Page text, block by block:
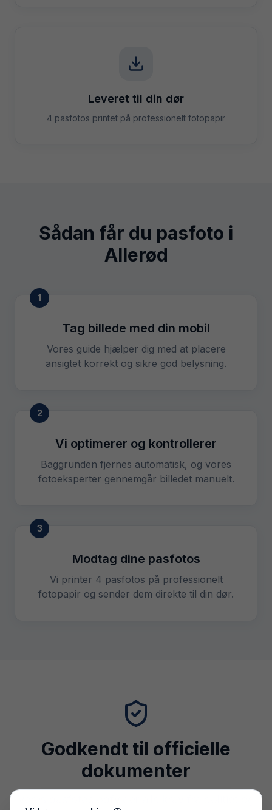
Leveret til din dør
4 pasfotos printet på professionelt fotopapir
Sådan får du pasfoto i
Allerød
1
Tag billede med din mobil
Vores guide hjælper dig med at placere
ansigtet korrekt og sikre god belysning.
2
Vi optimerer og kontrollerer
Baggrunden fjernes automatisk, og vores
fotoeksperter gennemgår billedet manuelt.
3
Modtag dine pasfotos
Vi printer 4 pasfotos på professionelt
fotopapir og sender dem direkte til din dør.
Godkendt til officielle
dokumenter